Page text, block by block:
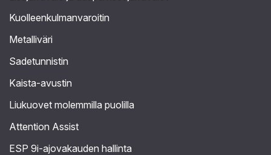
Kuolleenkulmanvaroitin
Metalliväri
Sadetunnistin
Kaista-avustin
Liukuovet molemmilla puolilla
Attention Assist
ESP 9i-ajovakauden hallinta